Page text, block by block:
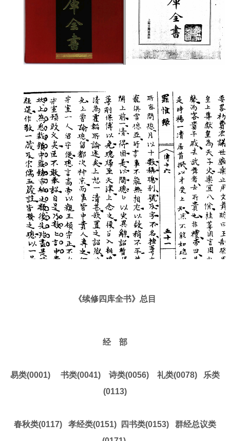
《续修四库全书》总目
经 部
易类(0001) 书类(0041) 诗类(0056) 礼类(0078) 乐类
(0113)
春秋类(0117) 孝经类(0151) 四书类(0153) 群经总议类